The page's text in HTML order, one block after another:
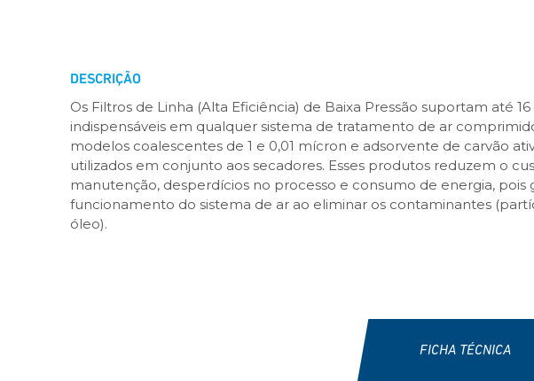
DESCRIÇÃO
Os Filtros de Linha (Alta Eficiência) de Baixa Pressão suportam até 16
indispensáveis em qualquer sistema de tratamento de ar
modelos coalescentes de 1 e 0,01 mícron e adsorvente de carvão
utilizados em conjunto aos secadores. Esses produtos reduzem o
manutenção, desperdícios no processo e consumo de energia, pois
funcionamento do sistema de ar ao eliminar os contaminantes
óleo).
FICHA TÉCNICA